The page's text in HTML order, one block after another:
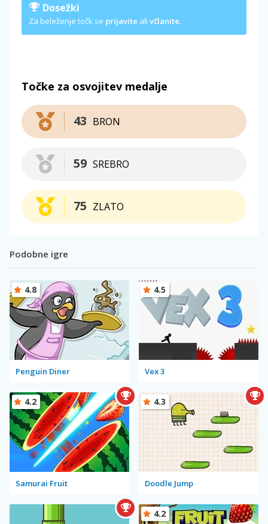
Dosežki
Za beleženje točk se prijavite ali včlanite.
Točke za osvojitev medalje
BRON
43
SREBRO
59
ZLATO
75
Podobne igre
Penguin Diner
4.8
Vex 3
4.5
Samurai Fruit
4.2
Doodle Jump
4.3
4.2